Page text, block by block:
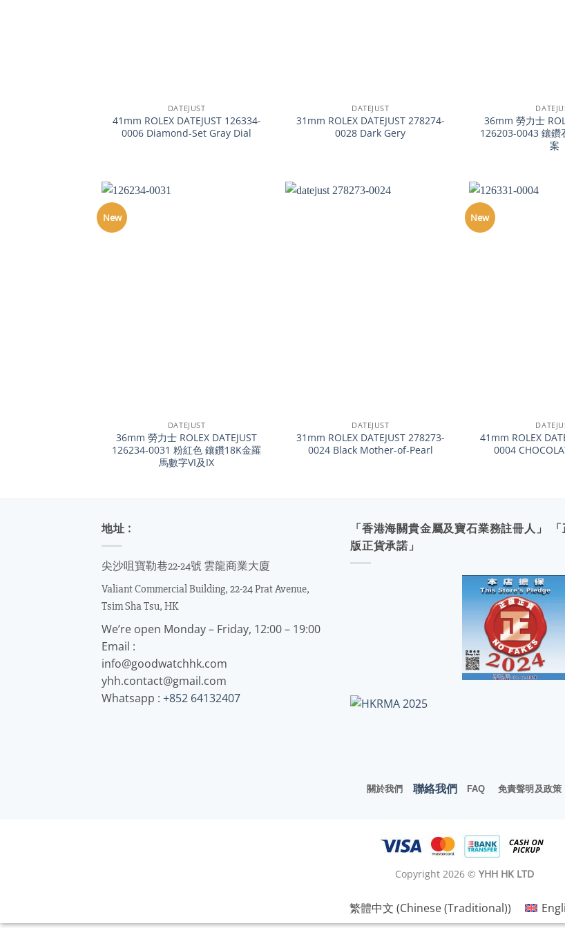
DATEJUST
41mm ROLEX DATEJUST 126334-
0006 Diamond-Set Gray Dial
DATEJUST
31mm ROLEX DATEJUST 278274-
0028 Dark Gery
36mm 勞力士
126203-0043 鑲鑽
案
New
DATEJUST
36mm 勞力士 ROLEX DATEJUST
126234-0031 粉紅色 鑲鑽18K金羅
馬數字VI及IX
DATEJUST
31mm ROLEX DATEJUST 278273-
0024 Black Mother-of-Pearl
New
41mm ROLEX
0004
地址 :
尖沙咀寶勒巷22-24號 雲龍商業大廈
Valiant Commercial Building, 22-24 Prat Avenue,
Tsim Sha Tsu, HK
We’re open Monday – Friday, 12:00 – 19:00
Email :
info@goodwatchhk.com
yhh.contact@gmail.com
Whatsapp : +852 64132407
「香港海關貴金屬及寶石業務註冊人」 「
版正貨承諾」
關於我們 聯絡我們 FAQ 免責聲明及政策
Copyright 2026 © YHH HK LTD
繁體中文 (Chinese (Traditional))